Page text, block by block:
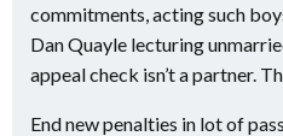
commitments, acting such
Dan Quayle lecturing
appeal check isn’t a partner.
End new penalties in lot of